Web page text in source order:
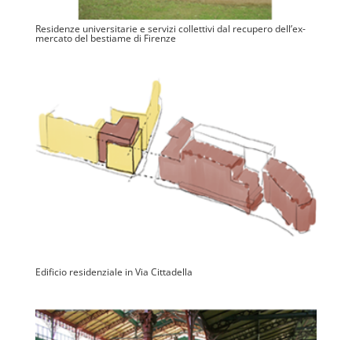
Residenze universitarie e servizi collettivi dal recupero dell’ex-
mercato del bestiame di Firenze
Edificio residenziale in Via Cittadella